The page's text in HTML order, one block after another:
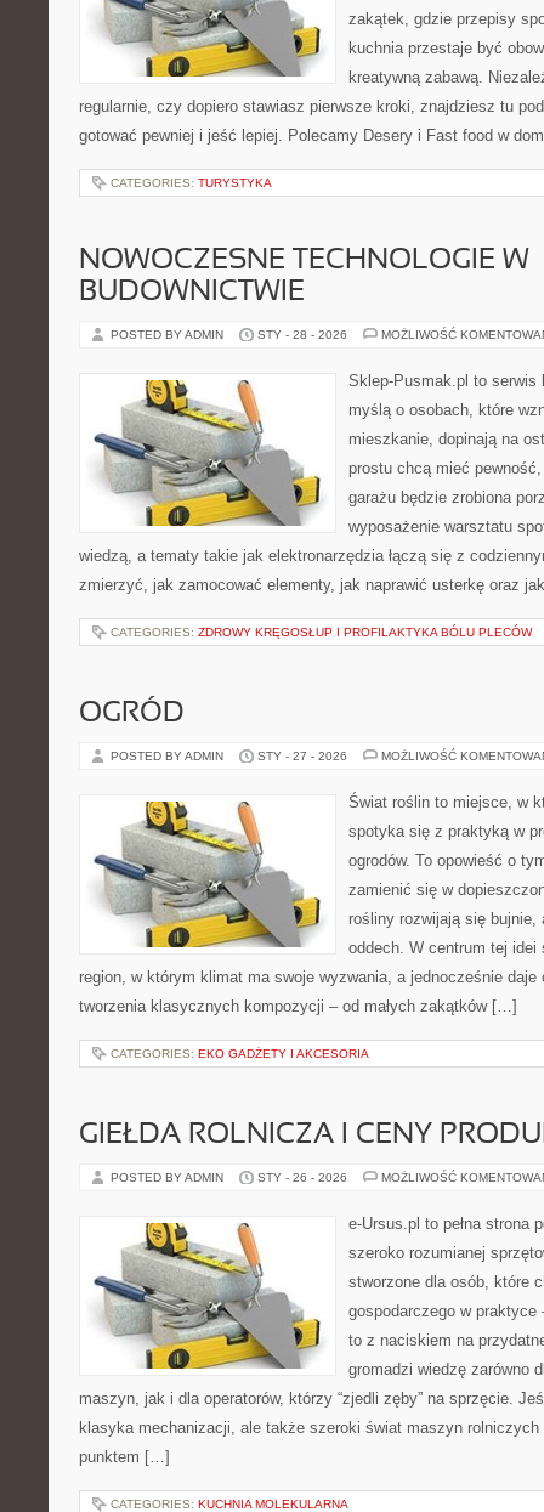
zakątek, gdzie przepisy
kuchnia przestaje być
kreatywną zabawą.
regularnie, czy dopiero stawiasz pierwsze kroki, znajdziesz tu
gotować pewniej i jeść lepiej. Polecamy Desery i Fast food w
CATEGORIES: TURYSTYKA
NOWOCZESNE TECHNOLOGIE W
BUDOWNICTWIE
POSTED BY ADMIN STY - 28 - 2026 MOŻLIWOŚĆ
Sklep-Pusmak.pl to serwis
myślą o osobach, które
mieszkanie, dopinają na
prostu chcą mieć
garażu będzie zrobiona
wyposażenie warsztatu
wiedzą, a tematy takie jak elektronarzędzia łączą się z
zmierzyć, jak zamocować elementy, jak naprawić usterkę oraz
CATEGORIES: ZDROWY KRĘGOSŁUP I PROFILAKTYKA BÓLU PLECÓW
OGRÓD
POSTED BY ADMIN STY - 27 - 2026 MOŻLIWOŚĆ
Świat roślin to miejsce, w
spotyka się z praktyką w
ogrodów. To opowieść o
zamienić się w
rośliny rozwijają się bujnie,
oddech. W centrum tej
region, w którym klimat ma swoje wyzwania, a jednocześnie daje
tworzenia klasycznych kompozycji – od małych zakątków […]
CATEGORIES: EKO GADŻETY I AKCESORIA
GIEŁDA ROLNICZA I CENY
POSTED BY ADMIN STY - 26 - 2026 MOŻLIWOŚĆ
e-Ursus.pl to pełna strona
szeroko rozumianej
stworzone dla osób, które
gospodarczego w
to z naciskiem na
gromadzi wiedzę zarówno
maszyn, jak i dla operatorów, którzy “zjedli zęby” na sprzęcie.
klasyka mechanizacji, ale także szeroki świat maszyn
punktem […]
CATEGORIES: KUCHNIA MOLEKULARNA